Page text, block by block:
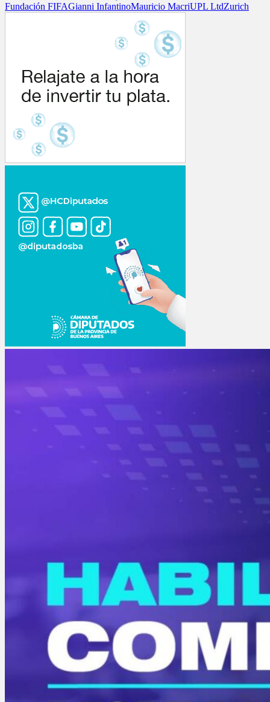
Fundación FIFAGianni InfantinoMauricio MacriUPL LtdZurich